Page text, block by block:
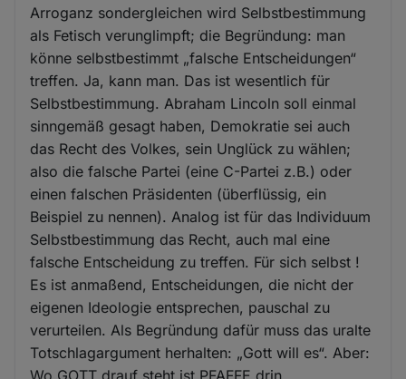
Arroganz sondergleichen wird Selbstbestimmung
als Fetisch verunglimpft; die Begründung: man
könne selbstbestimmt „falsche Entscheidungen“
treffen. Ja, kann man. Das ist wesentlich für
Selbstbestimmung. Abraham Lincoln soll einmal
sinngemäß gesagt haben, Demokratie sei auch
das Recht des Volkes, sein Unglück zu wählen;
also die falsche Partei (eine C-Partei z.B.) oder
einen falschen Präsidenten (überflüssig, ein
Beispiel zu nennen). Analog ist für das Individuum
Selbstbestimmung das Recht, auch mal eine
falsche Entscheidung zu treffen. Für sich selbst !
Es ist anmaßend, Entscheidungen, die nicht der
eigenen Ideologie entsprechen, pauschal zu
verurteilen. Als Begründung dafür muss das uralte
Totschlagargument herhalten: „Gott will es“. Aber:
Wo GOTT drauf steht ist PFAFFE drin.